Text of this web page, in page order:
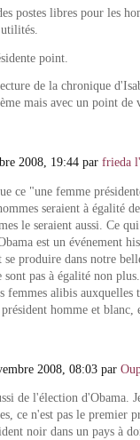
postes libres pour les
point.
de la chronique
mais avec un point
2008, 19:44 parfrieda
ce "une femme
seraient à égalité
le seraient aussi. Ce
est un événement
produire dans notre
sont pas à égalité non
femmes alibis auxquelles
homme et blanc,
2008, 08:03 par
de l'élection d'Obama.
ce n'est pas le premier
noir dans un pays à